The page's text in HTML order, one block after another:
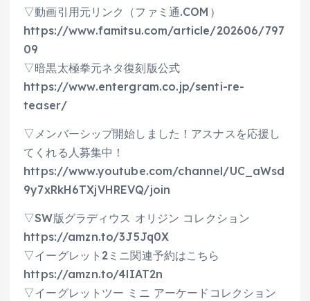
▽動画引用元リンク（ファミ通.COM）
https://www.famitsu.com/article/202606/797
09
▽暗黒太極拳元ネタ復刻版公式
https://www.entergram.co.jp/senti-re-
teaser/
▽メンバーシップ開始しました！アスナスを応援し
てくれる人募集中！
https://www.youtube.com/channel/UC_aWsd
9y7xRkH6TXjVHREVQ/join
▽SW版グラディウス オリジン コレクション
https://amzn.to/3J5Jq0X
▽イーグレット2ミニ関連予約はこちら
https://amzn.to/4lIAT2n
▽イーグレットツー ミニ アーケードコレクション